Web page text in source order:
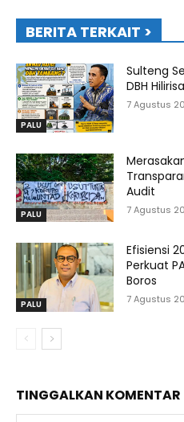
BERITA TERKAIT >
PALU
Sulteng
DBH
7 Agustus
PALU
Audit
7 Agustus
PALU
Efisiensi
Perkuat
Boros
7 Agustus
TINGGALKAN KOMENTAR